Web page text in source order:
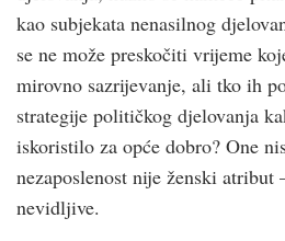
kao subjekata nenasilnog
se ne može preskočiti vrijeme
mirovno sazrijevanje, ali tko ih
strategije političkog djelovanja
iskoristilo za opće dobro? One
nezaposlenost nije ženski atribut
nevidljive.